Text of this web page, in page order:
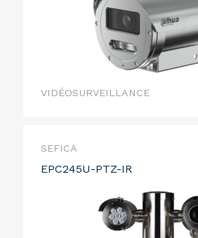
VIDÉOSURVEILLANCE
SEFICA
EPC245U-PTZ-IR